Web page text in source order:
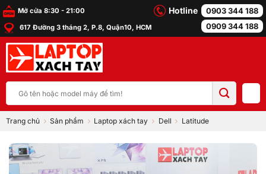
Bỏ
qua
nội
dung
Mở cửa 8:30 - 21:00
617 Đường 3 tháng 2, P.8, Quận10, HCM
Hotline
0903 344 188
0909 344 188
kiếm:
Trang chủ Sản phẩm Laptop xách tay Dell Latitude